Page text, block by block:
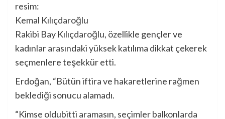
resim:
Kemal Kılıçdaroğlu
Rakibi Bay Kılıçdaroğlu, özellikle gençler ve
kadınlar arasındaki yüksek katılıma dikkat çekerek
seçmenlere teşekkür etti.
Erdoğan, “Bütün iftira ve hakaretlerine rağmen
beklediği sonucu alamadı.
“Kimse oldubitti aramasın, seçimler balkonlarda